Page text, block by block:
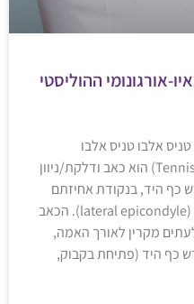
אורגונומי ההוליסטי
טניס אלבו טניס אלבו
(Tennis Elbow, Lateral Epicondylitis) הוא כאב ודלקת/ניוון
כף היד, בנקודת אחיזתם
בבליטה החיצונית של עצם הזרוע (lateral epicondyle). הכאב
מקרין לאורך האמה,
כף היד (פתיחת בקבוק,